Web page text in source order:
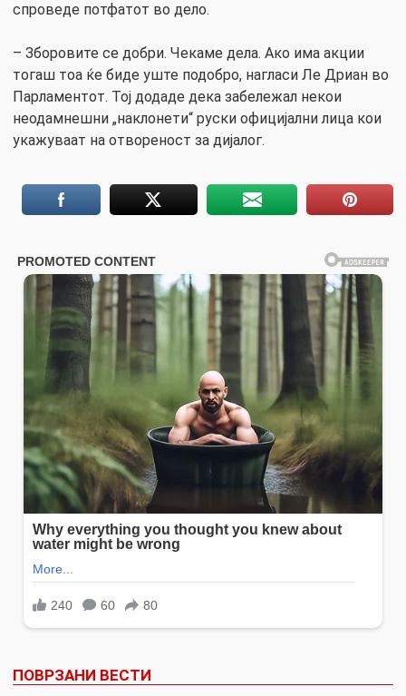
спроведе потфатот во дело.
– Зборовите се добри. Чекаме дела. Ако има акции
тогаш тоа ќе биде уште подобро, нагласи Ле Дриан во
Парламентот. Тој додаде дека забележал некои
неодамнешни „наклонети“ руски официјални лица кои
укажуваат на отвореност за дијалог.
ПОВРЗАНИ ВЕСТИ